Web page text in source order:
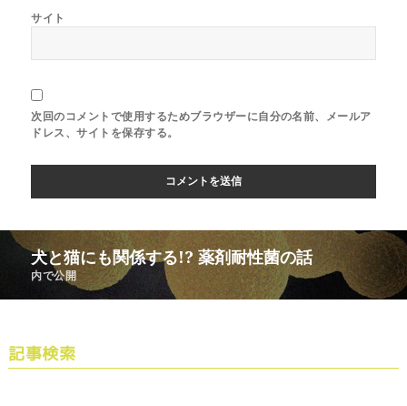
サイト
次回のコメントで使用するためブラウザーに自分の名前、メールア
ドレス、サイトを保存する。
犬と猫にも関係する!? 薬剤耐性菌の話
内で公開
記事検索